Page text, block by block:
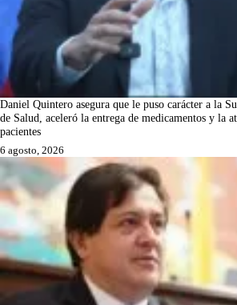
Daniel Quintero asegura que le puso carácter a la
de Salud, aceleró la entrega de medicamentos y la
pacientes
6 agosto, 2026